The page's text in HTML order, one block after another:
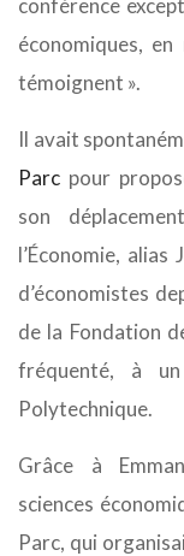
conférence
économiques,
témoignent ».
Il avait
Parc pour
son
l’Économie, alias
d’économistes
de la Fondation
fréquenté, à
Polytechnique.
Grâce à
sciences
Parc, qui